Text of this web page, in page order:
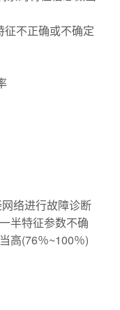
不正确或不确定
络进行故障诊断
半特征参数不确
高(76％~100％)